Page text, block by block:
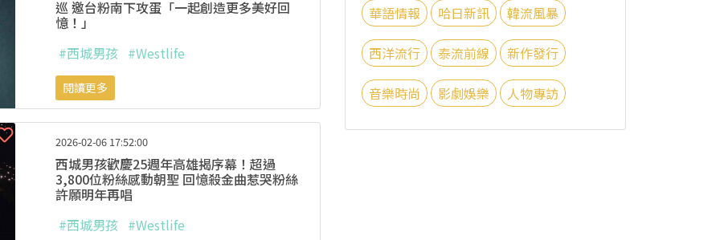
華語情報 哈日新訊 韓流風暴
西洋流行 泰流前線 新作發行
音樂時尚 影劇娛樂 人物專訪
巡 邀台粉南下攻蛋「一起創造更多美好回
憶！」
#西城男孩 #Westlife
閱讀更多
2026-02-06 17:52:00
西城男孩歡慶25週年高雄揭序幕！超過
3,800位粉絲感動朝聖 回憶殺金曲惹哭粉絲
許願明年再唱
#西城男孩 #Westlife